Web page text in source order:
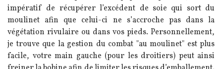
impératif de récupérer l’excédent de soie qui sort du
moulinet afin que celui-ci ne s’accroche pas dans la
végétation rivulaire ou dans vos pieds. Personnellement,
je trouve que la gestion du combat "au moulinet" est plus
facile, votre main gauche (pour les droitiers) peut ainsi